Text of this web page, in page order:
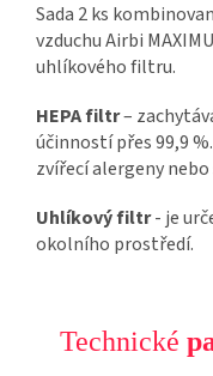
Sada 2 ks
vzduchu Airbi
uhlíkového filtru.
HEPA filtr–
účinností přes 99,9
zvířecí alergeny
Uhlíkový filtr- je
okolního prostředí.
Technické